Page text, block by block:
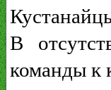
В
команды к